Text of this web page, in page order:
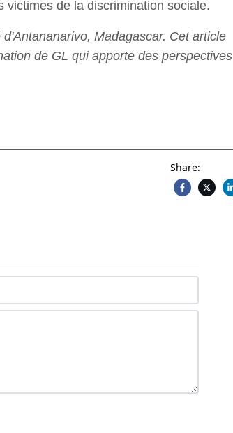
victimes de la discrimination sociale.
Madagascar. Cet article
de GL qui apporte des perspectives
Share: